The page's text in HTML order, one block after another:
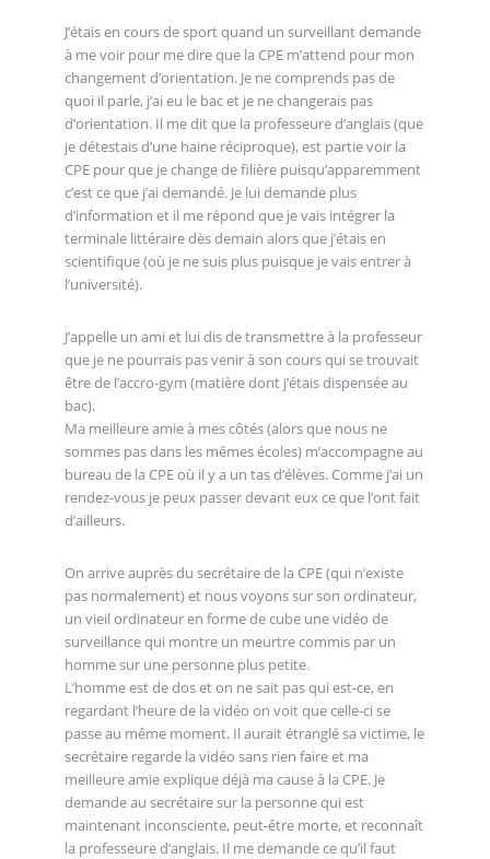
J’étais en cours de sport quand un surveillant demande
à me voir pour me dire que la CPE m’attend pour mon
changement d’orientation. Je ne comprends pas de
quoi il parle, j’ai eu le bac et je ne changerais pas
d’orientation. Il me dit que la professeure d’anglais (que
je détestais d’une haine réciproque), est partie voir la
CPE pour que je change de filière puisqu’apparemment
c’est ce que j’ai demandé. Je lui demande plus
d’information et il me répond que je vais intégrer la
terminale littéraire dès demain alors que j’étais en
scientifique (où je ne suis plus puisque je vais entrer à
l’université).
J’appelle un ami et lui dis de transmettre à la professeur
que je ne pourrais pas venir à son cours qui se trouvait
être de l’accro-gym (matière dont j’étais dispensée au
bac).
Ma meilleure amie à mes côtés (alors que nous ne
sommes pas dans les mêmes écoles) m’accompagne au
bureau de la CPE où il y a un tas d’élèves. Comme j’ai un
rendez-vous je peux passer devant eux ce que l’ont fait
d’ailleurs.
On arrive auprès du secrétaire de la CPE (qui n’existe
pas normalement) et nous voyons sur son ordinateur,
un vieil ordinateur en forme de cube une vidéo de
surveillance qui montre un meurtre commis par un
homme sur une personne plus petite.
L’homme est de dos et on ne sait pas qui est-ce, en
regardant l’heure de la vidéo on voit que celle-ci se
passe au même moment. Il aurait étranglé sa victime, le
secrétaire regarde la vidéo sans rien faire et ma
meilleure amie explique déjà ma cause à la CPE. Je
demande au secrétaire sur la personne qui est
maintenant inconsciente, peut-être morte, et reconnaît
la professeure d’anglais. Il me demande ce qu’il faut